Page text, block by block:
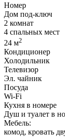
Номер
Дом под-ключ
2 комнат
4 спальных мест
24 м2
Кондиционер
Холодильник
Телевизор
Эл. чайник
Посуда
Wi-Fi
Кухня в номере
Душ и туалет в
Мебель:
комод, кровать